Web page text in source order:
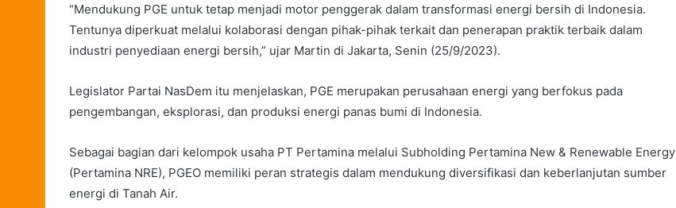
“Mendukung PGE untuk tetap menjadi motor penggerak dalam transformasi energi bersih di Indonesia.
Tentunya diperkuat melalui kolaborasi dengan pihak-pihak terkait dan penerapan praktik terbaik dalam
industri penyediaan energi bersih,” ujar Martin di Jakarta, Senin (25/9/2023).
Legislator Partai NasDem itu menjelaskan, PGE merupakan perusahaan energi yang berfokus pada
pengembangan, eksplorasi, dan produksi energi panas bumi di Indonesia.
Sebagai bagian dari kelompok usaha PT Pertamina melalui Subholding Pertamina New & Renewable Energy
(Pertamina NRE), PGEO memiliki peran strategis dalam mendukung diversifikasi dan keberlanjutan sumber
energi di Tanah Air.